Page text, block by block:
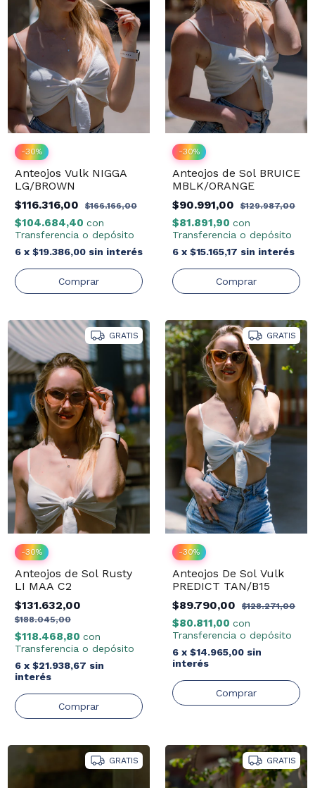
-30%
Anteojos Vulk NIGGA
LG/BROWN
$116.316,00
$166.166,00
$104.684,40 con
Transferencia o depósito
6 x $19.386,00 sin interés
-30%
Anteojos de Sol BRUICE
MBLK/ORANGE
$90.991,00
$129.987,00
$81.891,90 con
Transferencia o depósito
6 x $15.165,17 sin interés
GRATIS
-30%
Anteojos de Sol Rusty
LI MAA C2
$131.632,00
$188.045,00
$118.468,80 con
Transferencia o depósito
6 x $21.938,67 sin
interés
GRATIS
-30%
Anteojos De Sol Vulk
PREDICT TAN/B15
$89.790,00
$128.271,00
$80.811,00 con
Transferencia o depósito
6 x $14.965,00 sin
interés
GRATIS GRATIS